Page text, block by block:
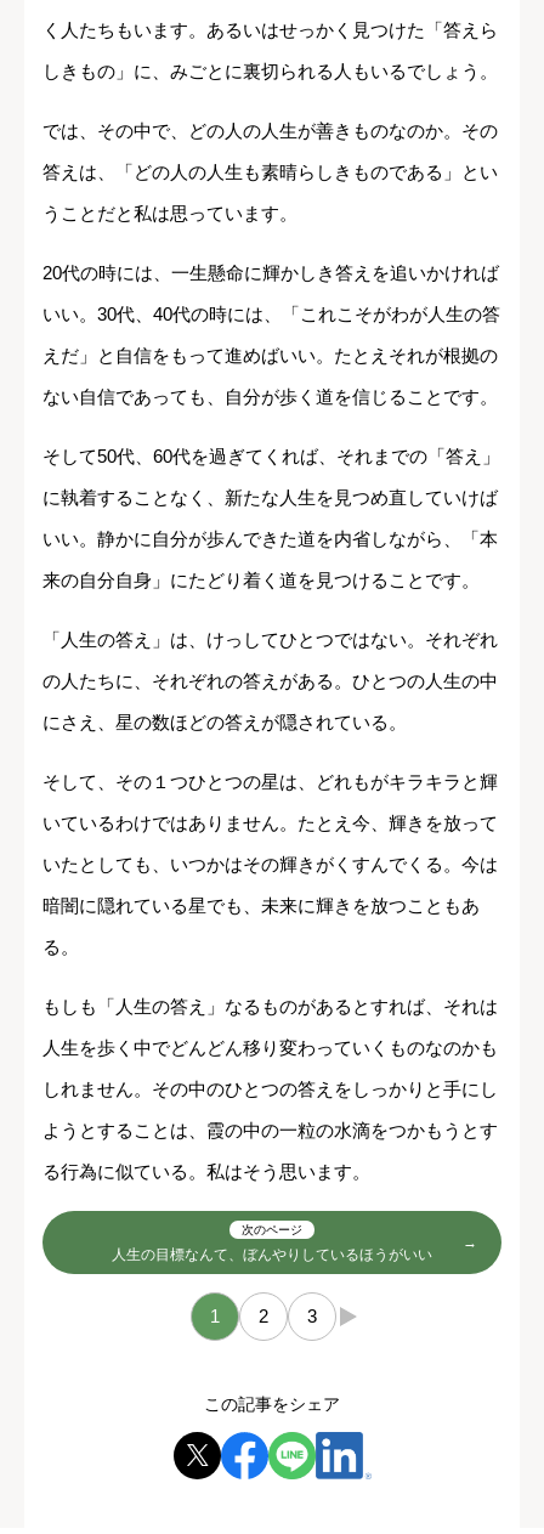
く人たちもいます。あるいはせっかく見つけた「答えら
しきもの」に、みごとに裏切られる人もいるでしょう。
では、その中で、どの人の人生が善きものなのか。その
答えは、「どの人の人生も素晴らしきものである」とい
うことだと私は思っています。
20代の時には、一生懸命に輝かしき答えを追いかければ
いい。30代、40代の時には、「これこそがわが人生の答
えだ」と自信をもって進めばいい。たとえそれが根拠の
ない自信であっても、自分が歩く道を信じることです。
そして50代、60代を過ぎてくれば、それまでの「答え」
に執着することなく、新たな人生を見つめ直していけば
いい。静かに自分が歩んできた道を内省しながら、「本
来の自分自身」にたどり着く道を見つけることです。
「人生の答え」は、けっしてひとつではない。それぞれ
の人たちに、それぞれの答えがある。ひとつの人生の中
にさえ、星の数ほどの答えが隠されている。
そして、その１つひとつの星は、どれもがキラキラと輝
いているわけではありません。たとえ今、輝きを放って
いたとしても、いつかはその輝きがくすんでくる。今は
暗闇に隠れている星でも、未来に輝きを放つこともあ
る。
もしも「人生の答え」なるものがあるとすれば、それは
人生を歩く中でどんどん移り変わっていくものなのかも
しれません。その中のひとつの答えをしっかりと手にし
ようとすることは、霞の中の一粒の水滴をつかもうとす
る行為に似ている。私はそう思います。
次のページ
人生の目標なんて、ぼんやりしているほうがいい
1 2 3 →
この記事をシェア